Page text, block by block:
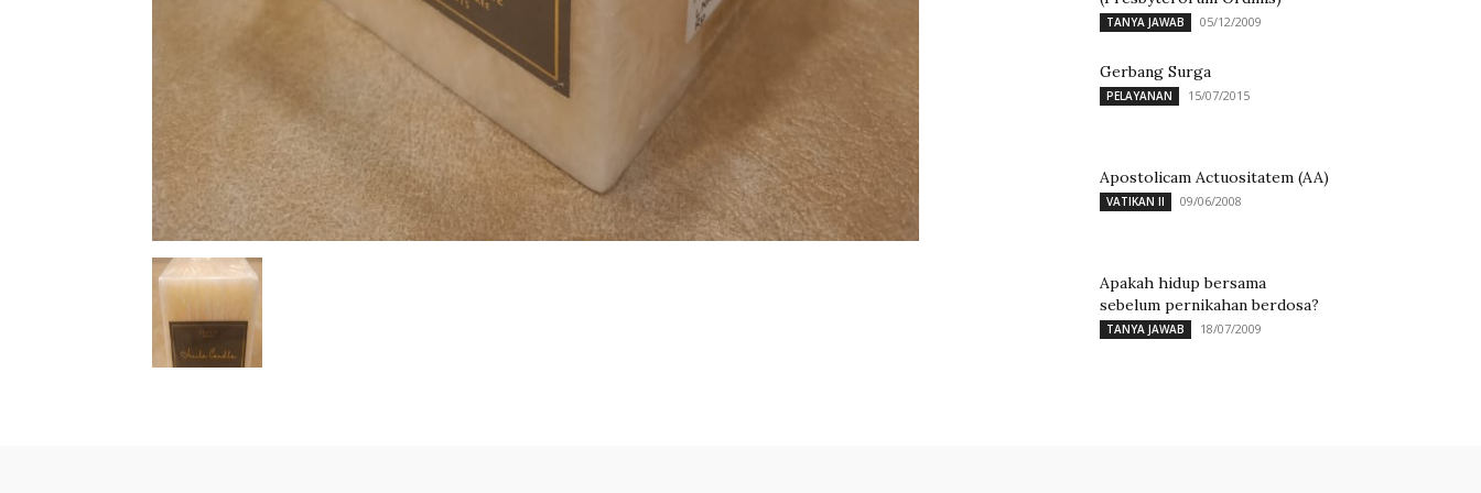
TANYA JAWAB 05/12/2009
Gerbang Surga
PELAYANAN 15/07/2015
Apostolicam Actuositatem (AA)
VATIKAN II 09/06/2008
Apakah hidup bersama
sebelum pernikahan berdosa?
TANYA JAWAB 18/07/2009